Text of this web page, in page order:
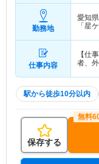
勤務地
愛知
「星
仕事内容
【仕
者、
駅から徒歩10分以内
保存する